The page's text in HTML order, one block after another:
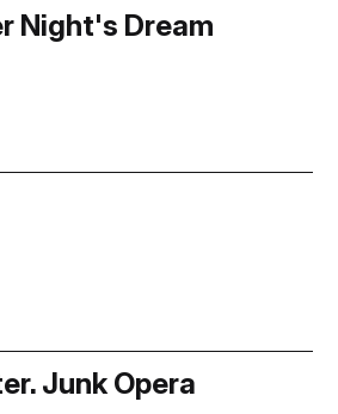
Night's Dream
Junk Opera